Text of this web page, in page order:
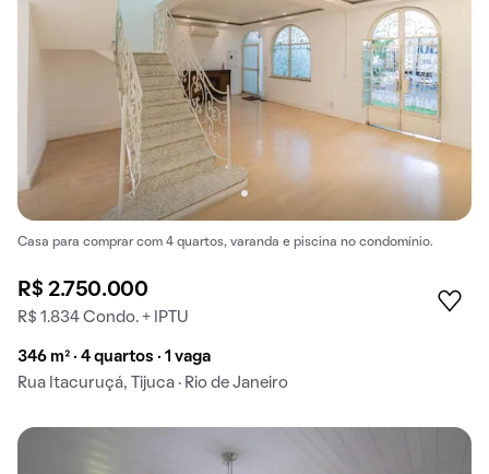
Casa para comprar com 4 quartos, varanda e piscina no condomínio.
R$ 2.750.000
R$ 1.834 Condo. + IPTU
346 m² · 4 quartos · 1 vaga
Rua Itacuruçá, Tijuca · Rio de Janeiro